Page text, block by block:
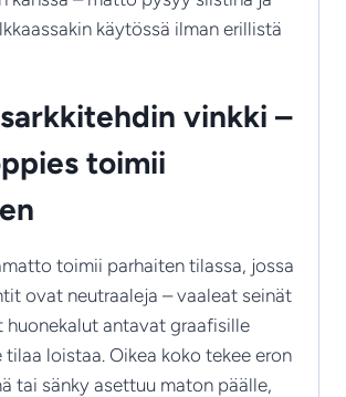
käytössä ilman erillistä
vinkki –
toimii
toimii parhaiten tilassa, jossa
ovat neutraaleja – vaaleat seinät
huonekalut antavat graafisille
tilaa loistaa. Oikea koko tekee eron
tai sänky asettuu maton päälle,